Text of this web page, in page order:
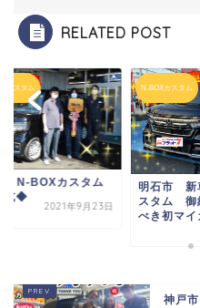
RELATED POST
カスタム
N-BOXカスタム
式◆
2021年9月23日
N-BOXカスタム
明石市
スタム
べき初マ
神戸